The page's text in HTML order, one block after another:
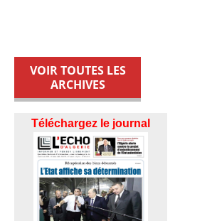
VOIR TOUTES LES
ARCHIVES